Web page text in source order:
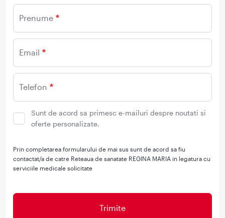
Prenume
Email
Telefon
Sunt de acord sa primesc e-mailuri despre noutati si
oferte personalizate.
Prin completarea formularului de mai sus sunt de acord sa fiu
contactat/a de catre Reteaua de sanatate REGINA MARIA in legatura cu
serviciile medicale solicitate